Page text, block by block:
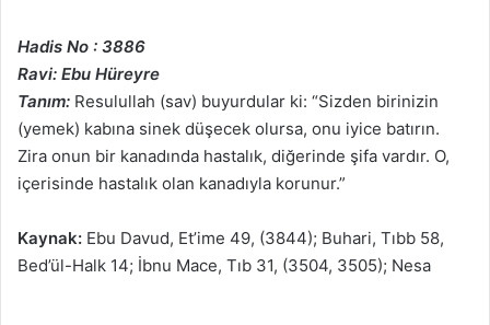
Hadis No : 3886
Ravi: Ebu Hüreyre
Tanım: Resulullah (sav) buyurdular ki: “Sizden birinizin
(yemek) kabına sinek düşecek olursa, onu iyice batırın.
Zira onun bir kanadında hastalık, diğerinde şifa vardır. O,
içerisinde hastalık olan kanadıyla korunur.”
Kaynak: Ebu Davud, Et’ime 49, (3844); Buhari, Tıbb 58,
Bed’ül-Halk 14; İbnu Mace, Tıb 31, (3504, 3505); Nesa